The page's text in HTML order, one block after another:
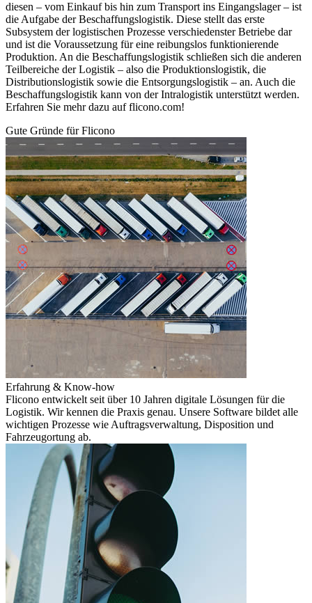
diesen – vom Einkauf bis hin zum Transport ins Eingangslager – ist
die Aufgabe der Beschaffungslogistik. Diese stellt das erste
Subsystem der logistischen Prozesse verschiedenster Betriebe dar
und ist die Voraussetzung für eine reibungslos funktionierende
Produktion. An die Beschaffungslogistik schließen sich die anderen
Teilbereiche der Logistik – also die Produktionslogistik, die
Distributionslogistik sowie die Entsorgungslogistik – an. Auch die
Beschaffungslogistik kann von der Intralogistik unterstützt werden.
Erfahren Sie mehr dazu auf flicono.com!
Gute Gründe für Flicono
Erfahrung & Know-how
Flicono entwickelt seit über 10 Jahren digitale Lösungen für die
Logistik. Wir kennen die Praxis genau. Unsere Software bildet alle
wichtigen Prozesse wie Auftragsverwaltung, Disposition und
Fahrzeugortung ab.